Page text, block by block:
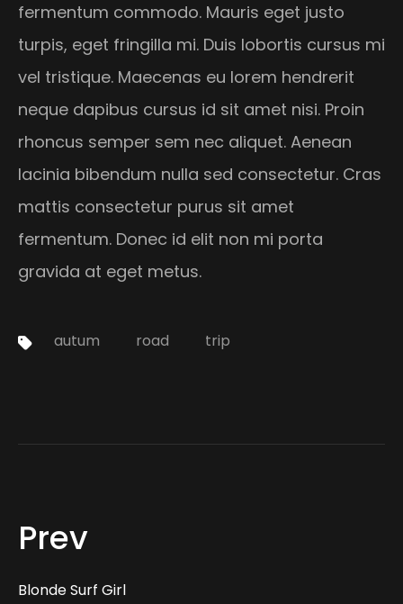
fermentum commodo. Mauris eget justo
turpis, eget fringilla mi. Duis lobortis cursus mi
vel tristique. Maecenas eu lorem hendrerit
neque dapibus cursus id sit amet nisi. Proin
rhoncus semper sem nec aliquet. Aenean
lacinia bibendum nulla sed consectetur. Cras
mattis consectetur purus sit amet
fermentum. Donec id elit non mi porta
gravida at eget metus.
Tags:autum road trip
Prev
Blonde Surf Girl